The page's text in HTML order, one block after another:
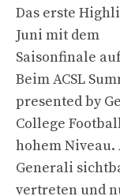
Das erste
Juni mit dem
Saisonfinale
Beim ACSL
presented by
College
hohem Niveau.
Generali
vertreten und